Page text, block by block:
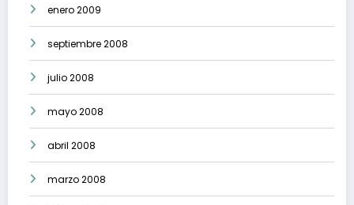
enero 2009
septiembre 2008
julio 2008
mayo 2008
abril 2008
marzo 2008